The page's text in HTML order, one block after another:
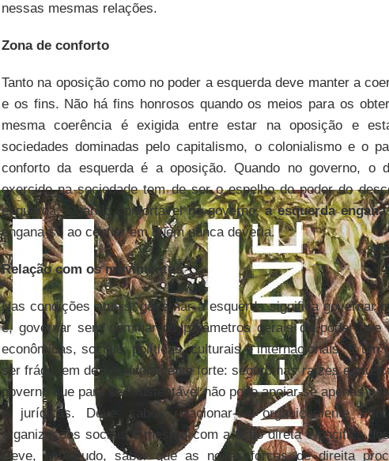
nessas mesmas relações.
Zona de conforto
Tanto na oposição como no poder a esquerda deve manter a
e os fins. Não há fins honrosos quando os meios para os
mesma coerência é exigida entre estar na oposição e
sociedades dominadas pelo capitalismo, o colonialismo e o
conforto da esquerda é a oposição. Quando no governo, o
exercido na sociedade tem de ser o espelho do poder do
esquerda. Quando confortável no governo,a esquerda
engana-se ao confiar em quem nunca deveria.
Relação com os movimentos
Nas condições atuais, governar à esquerda significa governar
é, governar sem dominar os parâmetros gerais do poder que
econômicas, sociais, políticas, culturais e internacionais. É um
ser frágil tem de ser duplamente forte: seguro nas raízes e
governo que para ser sustentável não pode apoiar-se apenas
e jurídicas. Deve saber relacionar-se organicamente
organizações sociais e mesmo com a ação direta e pacifica
Deve, sobretudo, saber que as novas forças de direita